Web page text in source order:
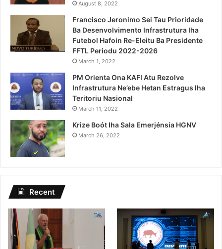
August 8, 2022
Francisco Jeronimo Sei Tau Prioridade
Ba Desenvolvimento Infrastrutura Iha
Futebol Hafoin Re-Eleitu Ba Presidente
FFTL Periodu 2022-2026
March 1, 2022
PM Orienta Ona KAFI Atu Rezolve
Infrastrutura Ne’ebe Hetan Estragus Iha
Teritoriu Nasional
March 11, 2022
Krize Boót Iha Sala Emerjénsia HGNV
March 26, 2022
Recent